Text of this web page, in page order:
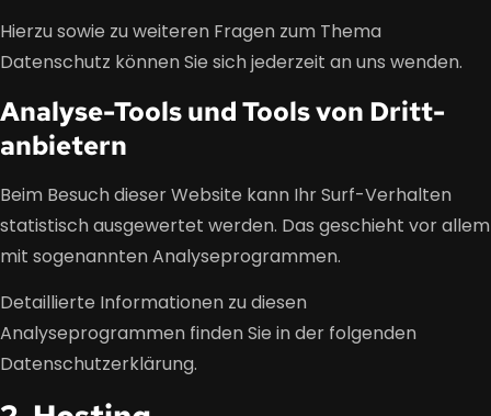
Hierzu sowie zu weiteren Fragen zum Thema
Datenschutz können Sie sich jederzeit an uns wenden.
Analyse-Tools und Tools von Dritt­
anbietern
Beim Besuch dieser Website kann Ihr Surf-Verhalten
statistisch ausgewertet werden. Das geschieht vor allem
mit sogenannten Analyseprogrammen.
Detaillierte Informationen zu diesen
Analyseprogrammen finden Sie in der folgenden
Datenschutzerklärung.